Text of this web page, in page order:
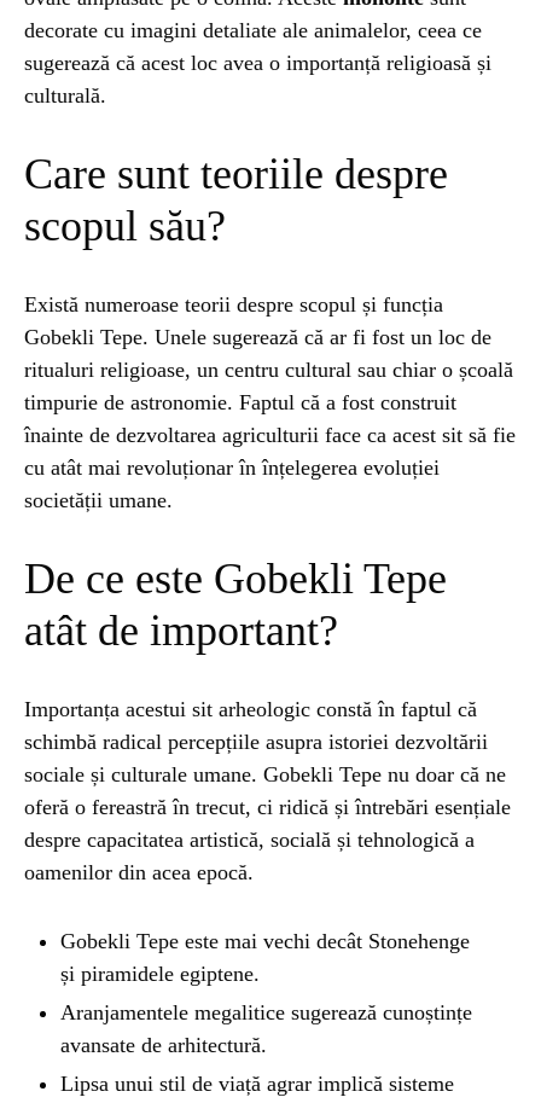
decorate cu imagini detaliate ale animalelor, ceea ce
sugerează că acest loc avea o importanță religioasă și
culturală.
Care sunt teoriile despre
scopul său?
Există numeroase teorii despre scopul și funcția
Gobekli Tepe. Unele sugerează că ar fi fost un loc de
ritualuri religioase, un centru cultural sau chiar o școală
timpurie de astronomie. Faptul că a fost construit
înainte de dezvoltarea agriculturii face ca acest sit să fie
cu atât mai revoluționar în înțelegerea evoluției
societății umane.
De ce este Gobekli Tepe
atât de important?
Importanța acestui sit arheologic constă în faptul că
schimbă radical percepțiile asupra istoriei dezvoltării
sociale și culturale umane. Gobekli Tepe nu doar că ne
oferă o fereastră în trecut, ci ridică și întrebări esențiale
despre capacitatea artistică, socială și tehnologică a
oamenilor din acea epocă.
Gobekli Tepe este mai vechi decât Stonehenge
și piramidele egiptene.
Aranjamentele megalitice sugerează cunoștințe
avansate de arhitectură.
Lipsa unui stil de viață agrar implică sisteme
BLOG 2 years ago
Espressor paduri Senseo blocat?Afla cum îl
poti debloca
1 year ago
Ai simțit vreodată deja-vu? Află de ce se
întâmplă